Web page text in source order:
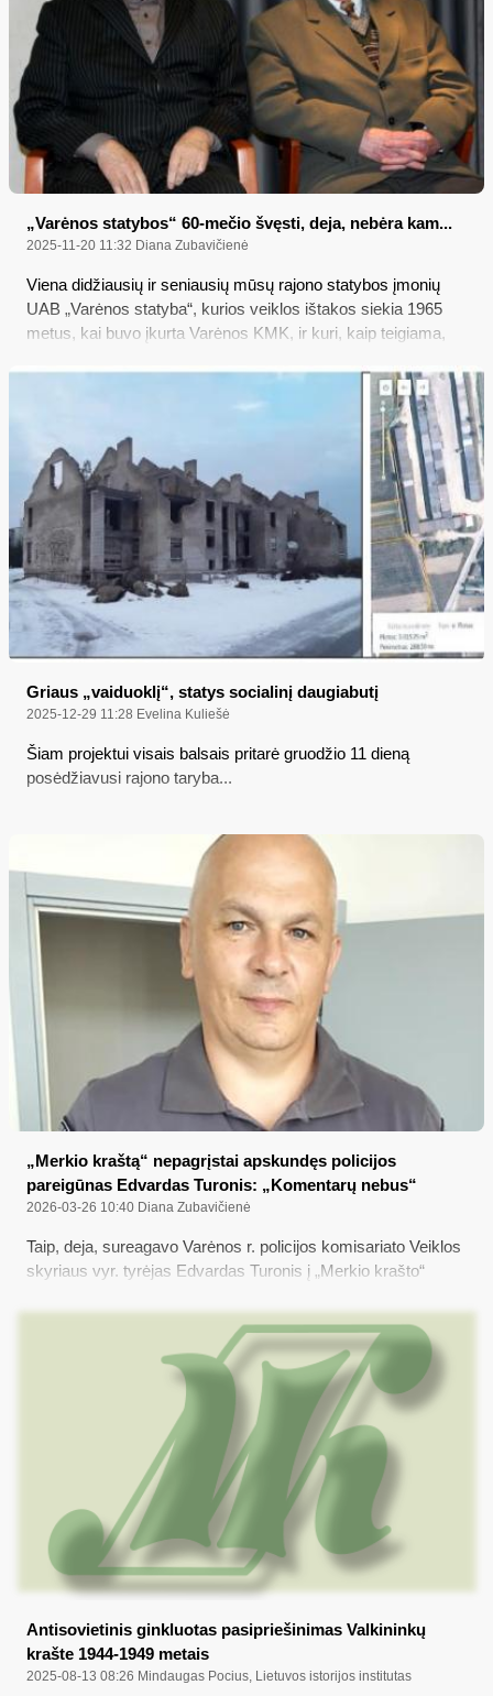
„Varėnos statybos“ 60-mečio švęsti, deja, nebėra kam...
2025-11-20 11:32 Diana Zubavičienė
Viena didžiausių ir seniausių mūsų rajono statybos įmonių
UAB „Varėnos statyba“, kurios veiklos ištakos siekia 1965
metus, kai buvo įkurta Varėnos KMK, ir kuri, kaip teigiama,
Griaus „vaiduoklį“, statys socialinį daugiabutį
2025-12-29 11:28 Evelina Kuliešė
Šiam projektui visais balsais pritarė gruodžio 11 dieną
posėdžiavusi rajono taryba...
„Merkio kraštą“ nepagrįstai apskundęs policijos
pareigūnas Edvardas Turonis: „Komentarų nebus“
2026-03-26 10:40 Diana Zubavičienė
Taip, deja, sureagavo Varėnos r. policijos komisariato Veiklos
skyriaus vyr. tyrėjas Edvardas Turonis į „Merkio krašto“
klausimų, susijusių su jo akivaizdžiai iš piršto laužtu skundu
prieš UAB „Merkio kraštas“ Žurnalistų etikos inspektoriaus
tarnybai, nes labai panašu, kad tokį skundą pareigūnas galėjo
parašyti arba tik kažkieno gerokai „spustelėtas“, arba iš
visiško nesupratimo, kas irgi mažai tikėtina...
Antisovietinis ginkluotas pasipriešinimas Valkininkų
krašte 1944-1949 metais
2025-08-13 08:26 Mindaugas Pocius, Lietuvos istorijos institutas